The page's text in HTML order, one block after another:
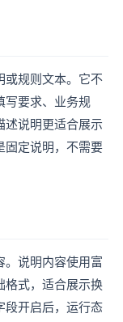
或规则文本。它不
写要求、业务规
述说明更适合展示
固定说明，不需要
。说明内容使用富
格式，适合展示换
段开启后，运行态